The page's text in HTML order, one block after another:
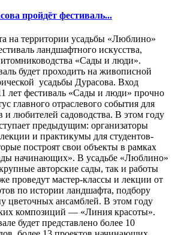
пройдёт фестиваль...
на территории усадьбы «Люблино»
ландшафтного искусства,
«Сады и люди».
будет проходить на живописной
усадьбы Дурасова. Вход
лет фестиваль «Сады и люди» прочно
главного отраслевого события для
и любителей садоводства. В этом году
предыдущим: организаторы
и практикумы для студентов-
построят свои объекты в рамках
начинающих». В усадьбе «Люблино»
авторские сады, так и работы
проведут мастер-классы и лекции от
по истории ландшафта, подбору
цветочных ансамблей. В этом году
композиций — «Линия красоты».
будет представлено более 10